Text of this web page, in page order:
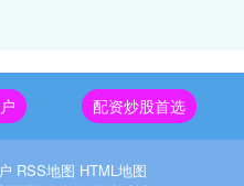
配资炒股首选
RSS地图 HTML地图